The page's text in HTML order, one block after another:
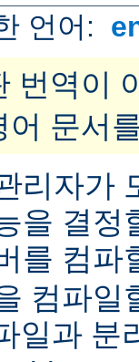
언어:
번역이
어 문서
리자가
을 결정
를 컴파
컴파일
일과 분